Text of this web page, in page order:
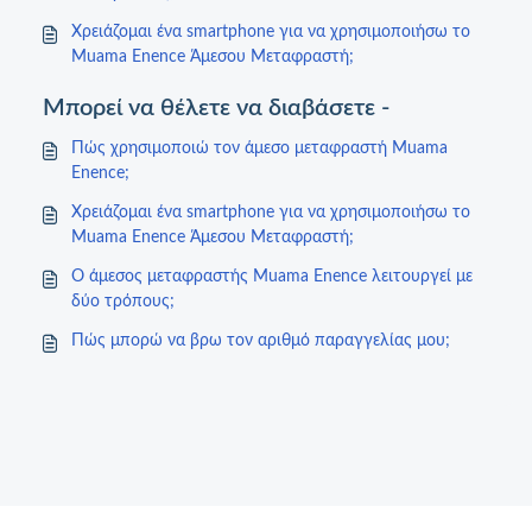
Χρειάζομαι ένα smartphone για να χρησιμοποιήσω το
Muama Enence Άμεσου Μεταφραστή;
Μπορεί να θέλετε να διαβάσετε -
Πώς χρησιμοποιώ τον άμεσο μεταφραστή Muama
Enence;
Χρειάζομαι ένα smartphone για να χρησιμοποιήσω το
Muama Enence Άμεσου Μεταφραστή;
Ο άμεσος μεταφραστής Muama Enence λειτουργεί με
δύο τρόπους;
Πώς μπορώ να βρω τον αριθμό παραγγελίας μου;